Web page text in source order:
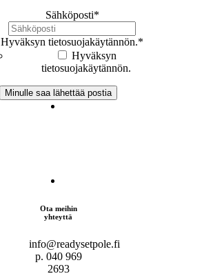
Sähköposti*
Hyväksyn tietosuojakäytännön.*
Hyväksyn
tietosuojakäytännön.
Ota meihin
yhteyttä
info@readysetpole.fi
p. 040 969
2693